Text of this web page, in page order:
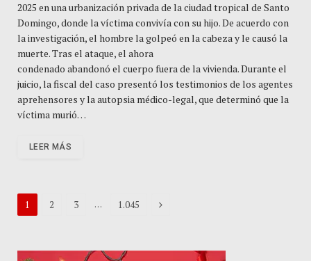
2025 en una urbanización privada de la ciudad tropical de Santo
Domingo, donde la víctima convivía con su hijo. De acuerdo con
la investigación, el hombre la golpeó en la cabeza y le causó la
muerte. Tras el ataque, el ahora
condenado abandonó el cuerpo fuera de la vivienda. Durante el
juicio, la fiscal del caso presentó los testimonios de los agentes
aprehensores y la autopsia médico-legal, que determinó que la
víctima murió…
LEER MÁS
1 2 3 … 1.045 Next